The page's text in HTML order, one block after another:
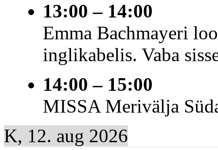
13:00 – 14:00
Emma Bachmayeri
inglikabelis. Vaba
14:00 – 15:00
MISSA Merivälja
K, 12. aug 2026